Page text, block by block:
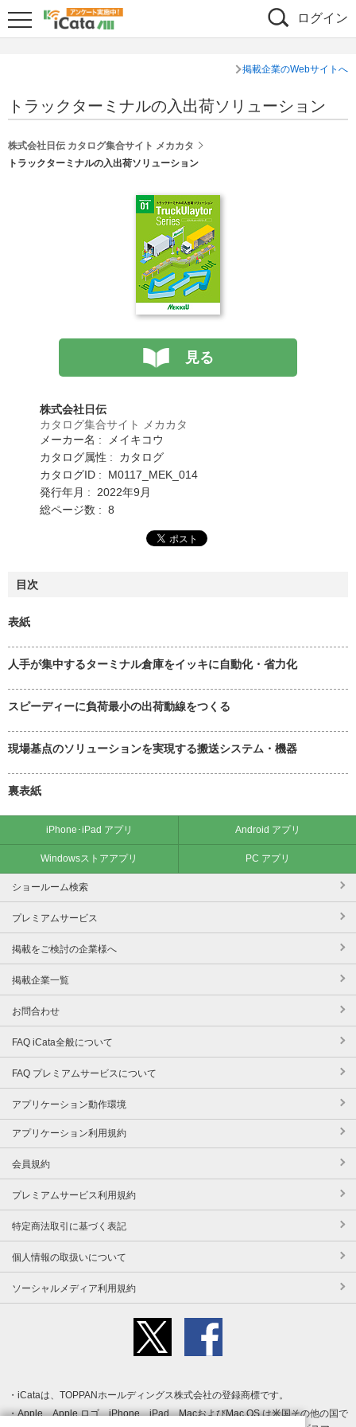
ログイン
掲載企業のWebサイトへ
トラックターミナルの入出荷ソリューション
株式会社日伝 カタログ集合サイト メカカタ
トラックターミナルの入出荷ソリューション
見る
株式会社日伝
カタログ集合サイト メカカタ
メーカー名 : メイキコウ
カタログ属性 : カタログ
カタログID : M0117_MEK_014
発行年月 : 2022年9月
総ページ数 : 8
目次
表紙
人手が集中するターミナル倉庫をイッキに自動化・省力化
スピーディーに負荷最小の出荷動線をつくる
現場基点のソリューションを実現する搬送システム・機器
裏表紙
iPhone･iPad アプリ Android アプリ
Windowsストアアプリ PC アプリ
ショールーム検索
プレミアムサービス
掲載をご検討の企業様へ
掲載企業一覧
お問合わせ
FAQ iCata全般について
FAQ プレミアムサービスについて
アプリケーション動作環境
アプリケーション利用規約
会員規約
プレミアムサービス利用規約
特定商法取引に基づく表記
個人情報の取扱いについて
ソーシャルメディア利用規約
iCataは、TOPPANホールディングス株式会社の登録商標です。
Apple、Apple ロゴ、iPhone、iPad、MacおよびMac OS は米国その他の国で